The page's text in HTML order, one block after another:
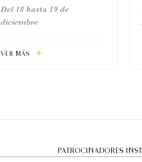
Del 18 hasta 19 de
diciembre
VER MÁS arrow_forward
PATROCINADORES